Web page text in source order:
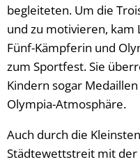
begleiteten. Um die
und zu motivieren, kam
Fünf-Kämpferin und
zum Sportfest. Sie
Kindern sogar
Olympia-Atmosphäre.
Auch durch die
Städtewettstreit mit der